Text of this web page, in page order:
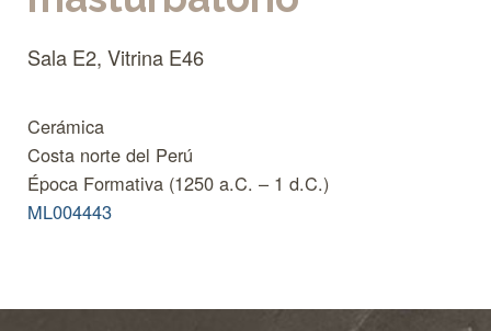
Sala E2, Vitrina E46
Cerámica
Costa norte del Perú
Época Formativa (1250 a.C. – 1 d.C.)
ML004443